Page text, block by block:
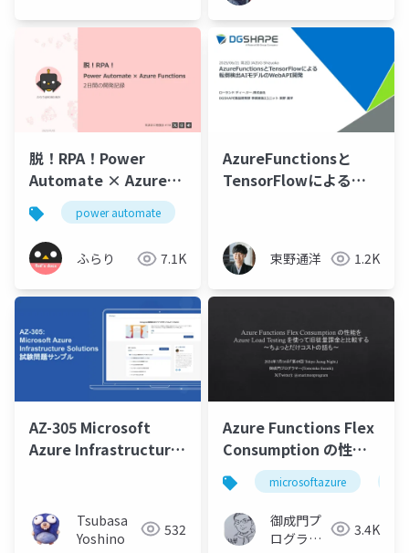
脱！RPA！Power
Automate × Azure
Functionspower automate
ふらり 7.1K
AzureFunctionsと
TensorFlowによる転
束野通洋 1.2K
AZ-305 Microsoft
Azure Infrastructure
Tsubasa
Yoshino
532
Azure Functions Flex
Consumption の性能
をAzure Load Testing
を使って旧従量課金と
比較する～ちょっとだ
けコストの話も～
microsoftazure
御成門プ
ログラマ
3.4K